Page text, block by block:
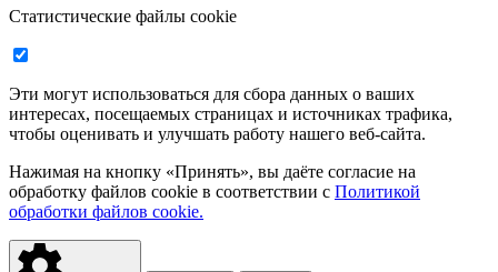
Статистические файлы cookie
Эти могут использоваться для сбора данных о ваших
интересах, посещаемых страницах и источниках трафика,
чтобы оценивать и улучшать работу нашего веб-сайта.
Нажимая на кнопку «Принять», вы даёте согласие на
обработку файлов cookie в соответствии с Политикой
обработки файлов cookie.